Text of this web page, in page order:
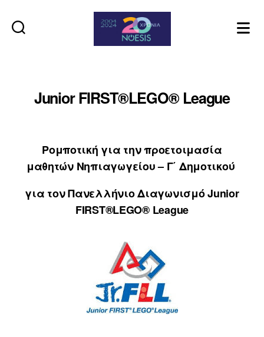
Junior FIRST®LEGO® League
Ρομποτική για την προετοιμασία
μαθητών Νηπιαγωγείου – Γ΄ Δημοτικού
για τονΠανελλήνιο Διαγωνισμό Junior
FIRST®LEGO® League